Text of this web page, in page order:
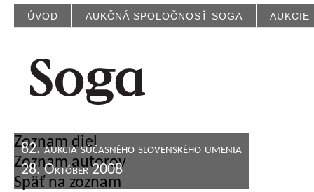
ÚVOD AUKČNÁ SPOLOČNOSŤ SOGA AUKCIE
82. aukcia súčasného slovenského umenia
28. Október 2008
Zoznam diel
Zoznam autorov
Späť na zoznam